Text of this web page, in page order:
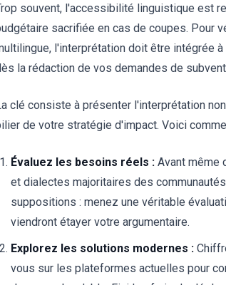
souvent, l'accessibilité linguistique est
sacrifiée en cas de coupes. Pour
l'interprétation doit être intégrée
la rédaction de vos demandes de
clé consiste à présenter l'interprétation
de votre stratégie d'impact. Voici
Évaluez les besoins réels : Avant même
et dialectes majoritaires des
suppositions : menez une véritable
viendront étayer votre argumentaire.
Explorez les solutions modernes :
vous sur les plateformes actuelles pour